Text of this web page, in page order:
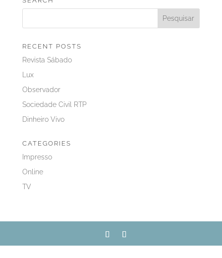
RECENT POSTS
Revista Sábado
Lux
Observador
Sociedade Civil RTP
Dinheiro Vivo
CATEGORIES
Impresso
Online
TV